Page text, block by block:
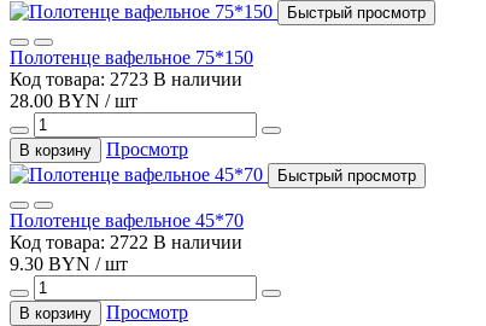
Быстрый просмотр
Полотенце вафельное 75*150
Код товара: 2723 В наличии
28.00 BYN / шт
В корзину Просмотр
Быстрый просмотр
Полотенце вафельное 45*70
Код товара: 2722 В наличии
9.30 BYN / шт
В корзину
Просмотр